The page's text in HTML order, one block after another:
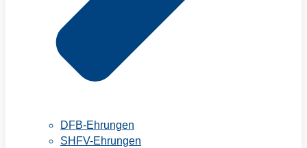
DFB-Ehrungen
SHFV-Ehrungen